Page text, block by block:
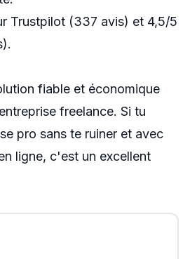
Trustpilot (337 avis) et 4,5/5
fiable et économique
freelance. Si tu
pro sans te ruiner et avec
ligne, c'est un excellent